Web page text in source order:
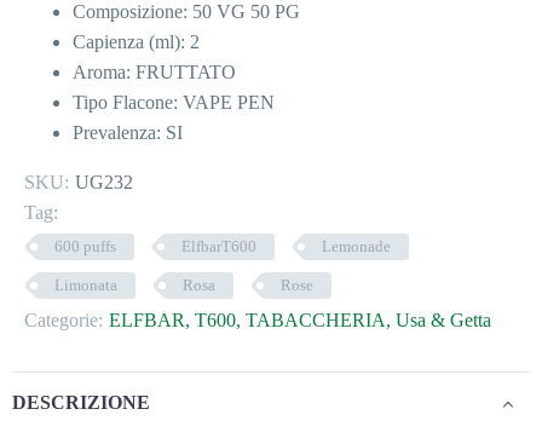
Composizione: 50 VG 50 PG
Capienza (ml): 2
Aroma: FRUTTATO
Tipo Flacone: VAPE PEN
Prevalenza: SI
SKU: UG232
Tag:
600 puffs ElfbarT600 Lemonade
Limonata Rosa Rose
Categorie: ELFBAR, T600, TABACCHERIA, Usa & Getta
DESCRIZIONE